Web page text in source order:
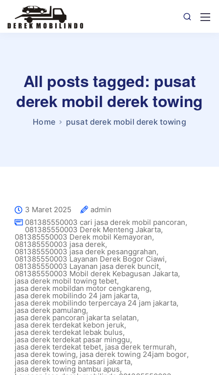
All posts tagged: pusat
derek mobil derek towing
Home pusat derek mobil derek towing
3 Maret 2025
admin
081385550003 cari jasa derek mobil pancoran,
081385550003 Derek Menteng Jakarta,
081385550003 Derek mobil Kemayoran,
081385550003 jasa derek,
081385550003 jasa derek pesanggrahan,
081385550003 Layanan Derek Bogor Ciawi,
081385550003 Layanan jasa derek buncit,
081385550003 Mobil derek Kebagusan Jakarta,
jasa derek mobil towing tebet,
jasa derek mobildan motor cengkareng,
jasa derek mobilindo 24 jam jakarta,
jasa derek mobilindo terpercaya 24 jam jakarta,
jasa derek pamulang,
jasa derek pancoran jakarta selatan,
jasa derek terdekat kebon jeruk,
jasa derek terdekat lebak bulus,
jasa derek terdekat pasar minggu,
jasa derek terdekat tebet, jasa derek termurah,
jasa derek towing, jasa derek towing 24jam bogor,
jasa derek towing antasari jakarta,
jasa derek towing bambu apus,